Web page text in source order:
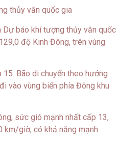
thủy văn quốc gia
Dự báo khí tượng thủy văn quốc
độ Kinh Đông, trên vùng
Bão di chuyển theo hướng
vào vùng biển phía Đông khu
sức gió mạnh nhất cấp 13,
km/giờ, có khả năng mạnh